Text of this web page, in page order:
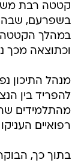
קטטה רבת
במהלך הקטטה
וכתוצאה מכך
מנהל התיכון
להפריד בין
מהתלמידים
רפואיים
בתוך כך,